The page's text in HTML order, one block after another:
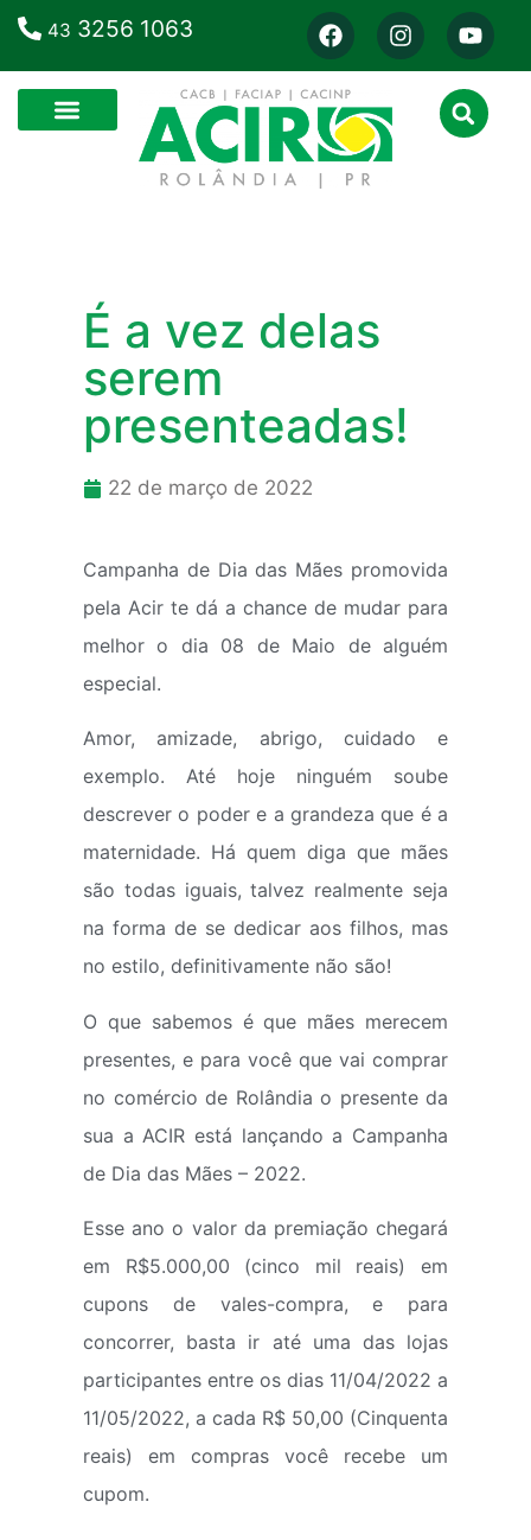
43 3256 1063
É a vez delas
serem
presenteadas!
22 de março de 2022
Campanha de Dia das Mães promovida
pela Acir te dá a chance de mudar para
melhor o dia 08 de Maio de alguém
especial.
Amor, amizade, abrigo, cuidado e
exemplo. Até hoje ninguém soube
descrever o poder e a grandeza que é a
maternidade. Há quem diga que mães
são todas iguais, talvez realmente seja
na forma de se dedicar aos filhos, mas
no estilo, definitivamente não são!
O que sabemos é que mães merecem
presentes, e para você que vai comprar
no comércio de Rolândia o presente da
sua a ACIR está lançando a Campanha
de Dia das Mães – 2022.
Esse ano o valor da premiação chegará
em R$5.000,00 (cinco mil reais) em
cupons de vales-compra, e para
concorrer, basta ir até uma das lojas
participantes entre os dias 11/04/2022 a
11/05/2022, a cada R$ 50,00 (Cinquenta
reais) em compras você recebe um
cupom.